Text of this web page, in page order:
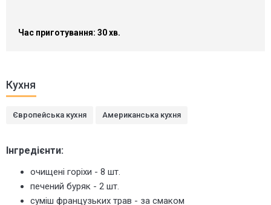
Час приготування: 30 хв.
Кухня
Європейська кухня Американська кухня
Інгредієнти:
очищені горіхи - 8 шт.
печений буряк - 2 шт.
суміш французьких трав - за смаком